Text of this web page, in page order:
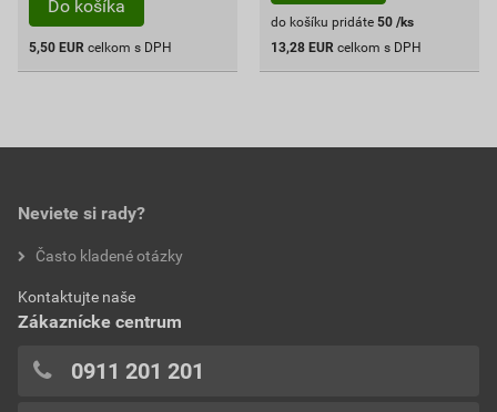
Do košíka
5,50 EUR celkom s DPH
do košíku pridáte 50 /ks
13,28 EUR celkom s DPH
Neviete si rady?
Často kladené otázky
Kontaktujte naše
Zákaznícke centrum
0911 201 201